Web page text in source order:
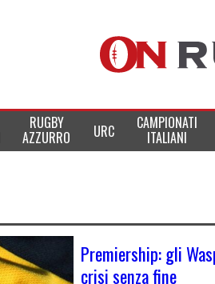
RUGBY
AZZURRO URC CAMPIONATI
ITALIANI
Premiership: gli
crisi senza fine